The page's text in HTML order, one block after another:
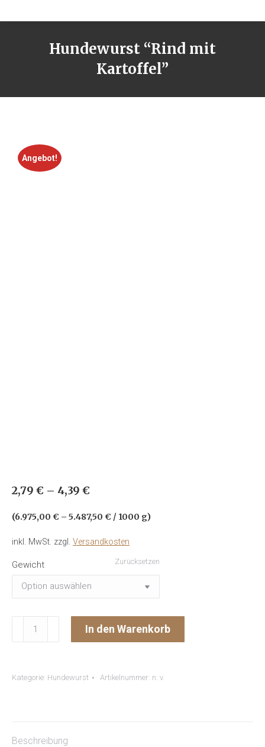
Hundewurst “Rind mit
Kartoffel”
Angebot!
2,79 € – 4,39 €
(6.975,00 € – 5.487,50 € / 1000 g)
inkl. MwSt. zzgl. Versandkosten
Gewicht Zurücksetzen
Hundewurst
Menge
In den Warenkorb
Kategorie: Hundewurst Artikelnummer: n. v.
Beschreibung